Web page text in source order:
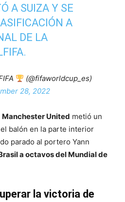
A SUIZA Y SE
A
DE LA
.
(@fifaworldcup_es)
28, 2022
Manchester United metió un
balón en la parte interior
parado al portero Yann
a octavos del Mundial de
la victoria de